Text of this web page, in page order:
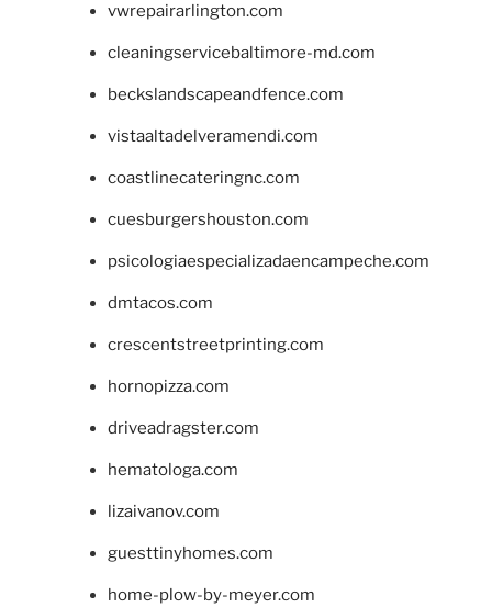
vwrepairarlington.com
cleaningservicebaltimore-md.com
beckslandscapeandfence.com
vistaaltadelveramendi.com
coastlinecateringnc.com
cuesburgershouston.com
psicologiaespecializadaencampeche.com
dmtacos.com
crescentstreetprinting.com
hornopizza.com
driveadragster.com
hematologa.com
lizaivanov.com
guesttinyhomes.com
home-plow-by-meyer.com